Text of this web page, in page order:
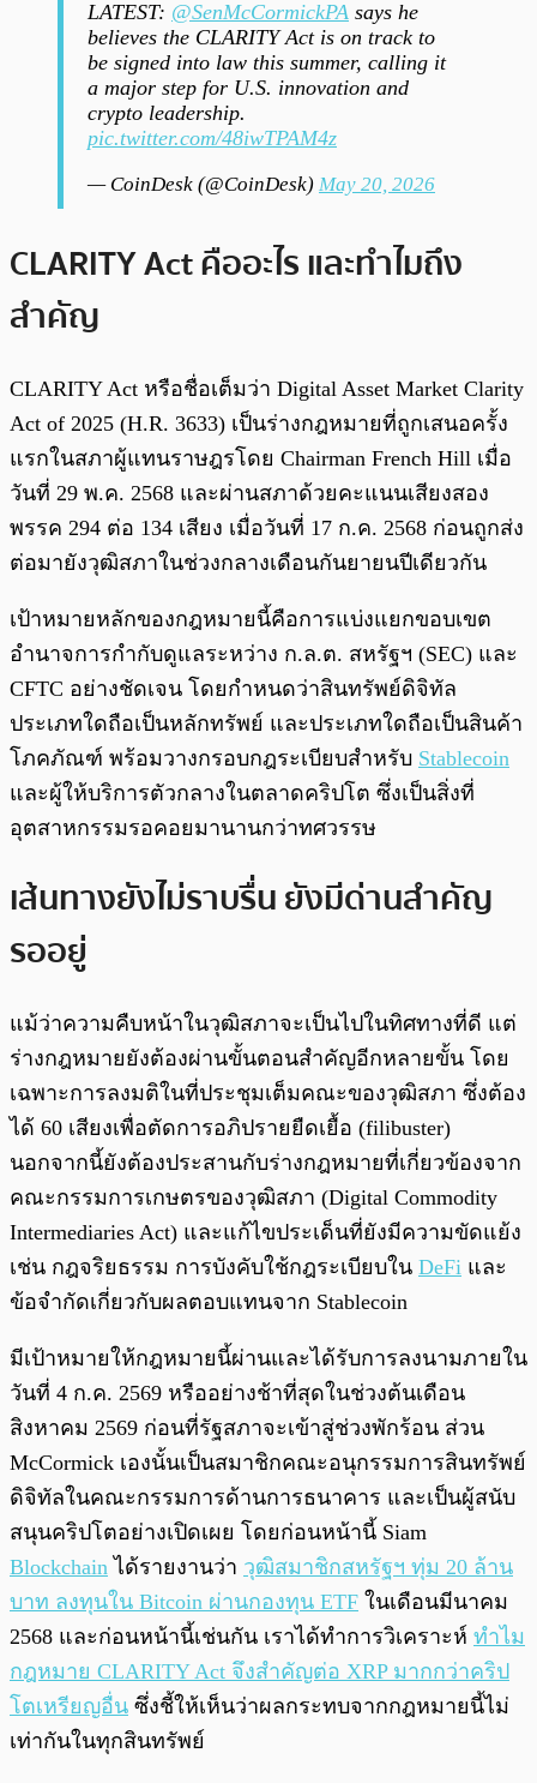
LATEST: @SenMcCormickPA says he
believes the CLARITY Act is on track to
be signed into law this summer, calling it
a major step for U.S. innovation and
crypto leadership.
pic.twitter.com/48iwTPAM4z
— CoinDesk (@CoinDesk) May 20, 2026
CLARITY Act คืออะไร และทำไมถึง
สำคัญ
CLARITY Act หรือชื่อเต็มว่า Digital Asset Market Clarity
Act of 2025 (H.R. 3633) เป็นร่างกฎหมายที่ถูกเสนอครั้ง
แรกในสภาผู้แทนราษฎรโดย Chairman French Hill เมื่อ
วันที่ 29 พ.ค. 2568 และผ่านสภาด้วยคะแนนเสียงสอง
พรรค 294 ต่อ 134 เสียง เมื่อวันที่ 17 ก.ค. 2568 ก่อนถูกส่ง
ต่อมายังวุฒิสภาในช่วงกลางเดือนกันยายนปีเดียวกัน
เป้าหมายหลักของกฎหมายนี้คือการแบ่งแยกขอบเขต
อำนาจการกำกับดูแลระหว่าง ก.ล.ต. สหรัฐฯ (SEC) และ
CFTC อย่างชัดเจน โดยกำหนดว่าสินทรัพย์ดิจิทัล
ประเภทใดถือเป็นหลักทรัพย์ และประเภทใดถือเป็นสินค้า
โภคภัณฑ์ พร้อมวางกรอบกฎระเบียบสำหรับ Stablecoin
และผู้ให้บริการตัวกลางในตลาดคริปโต ซึ่งเป็นสิ่งที่
อุตสาหกรรมรอคอยมานานกว่าทศวรรษ
เส้นทางยังไม่ราบรื่น ยังมีด่านสำคัญ
รออยู่
แม้ว่าความคืบหน้าในวุฒิสภาจะเป็นไปในทิศทางที่ดี แต่
ร่างกฎหมายยังต้องผ่านขั้นตอนสำคัญอีกหลายขั้น โดย
เฉพาะการลงมติในที่ประชุมเต็มคณะของวุฒิสภา ซึ่งต้อง
ได้ 60 เสียงเพื่อตัดการอภิปรายยืดเยื้อ (filibuster)
นอกจากนี้ยังต้องประสานกับร่างกฎหมายที่เกี่ยวข้องจาก
คณะกรรมการเกษตรของวุฒิสภา (Digital Commodity
Intermediaries Act) และแก้ไขประเด็นที่ยังมีความขัดแย้ง
เช่น กฎจริยธรรม การบังคับใช้กฎระเบียบใน DeFi และ
ข้อจำกัดเกี่ยวกับผลตอบแทนจาก Stablecoin
มีเป้าหมายให้กฎหมายนี้ผ่านและได้รับการลงนามภายใน
วันที่ 4 ก.ค. 2569 หรืออย่างช้าที่สุดในช่วงต้นเดือน
สิงหาคม 2569 ก่อนที่รัฐสภาจะเข้าสู่ช่วงพักร้อน ส่วน
McCormick เองนั้นเป็นสมาชิกคณะอนุกรรมการสินทรัพย์
ดิจิทัลในคณะกรรมการด้านการธนาคาร และเป็นผู้สนับ
สนุนคริปโตอย่างเปิดเผย โดยก่อนหน้านี้ Siam
Blockchain ได้รายงานว่า วุฒิสมาชิกสหรัฐฯ ทุ่ม 20 ล้าน
บาท ลงทุนใน Bitcoin ผ่านกองทุน ETF ในเดือนมีนาคม
2568 และก่อนหน้านี้เช่นกัน เราได้ทำการวิเคราะห์ ทำไม
กฎหมาย CLARITY Act จึงสำคัญต่อ XRP มากกว่าคริป
โตเหรียญอื่น ซึ่งชี้ให้เห็นว่าผลกระทบจากกฎหมายนี้ไม่
เท่ากันในทุกสินทรัพย์